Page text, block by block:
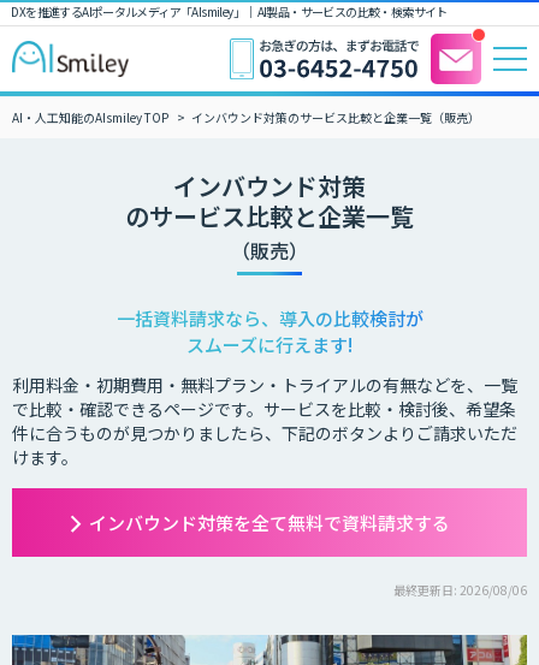
DXを推進するAIポータルメディア「AIsmiley」｜ AI製品・サービスの比較・検索サイト
AI・人工知能のAIsmiley TOP インバウンド対策のサービス比較と企業一覧（販売）
インバウンド対策
のサービス比較と企業一覧
（販売）
一括資料請求なら、導入の比較検討が
スムーズに行えます!
利用料金・初期費用・無料プラン・トライアルの有無などを、一覧
で比較・確認できるページです。サービスを比較・検討後、希望条
件に合うものが見つかりましたら、下記のボタンよりご請求いただ
けます。
インバウンド対策を全て無料で資料請求する
最終更新日: 2026/08/06